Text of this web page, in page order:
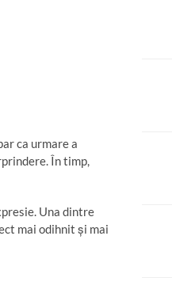
ca urmare a
În timp,
Una dintre
mai odihnit și mai